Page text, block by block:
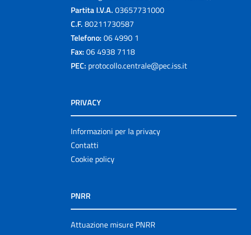
Partita I.V.A. 03657731000
C.F. 80211730587
Telefono: 06 4990 1
Fax: 06 4938 7118
PEC: protocollo.centrale@pec.iss.it
PRIVACY
Informazioni per la privacy
Contatti
Cookie policy
PNRR
Attuazione misure PNRR